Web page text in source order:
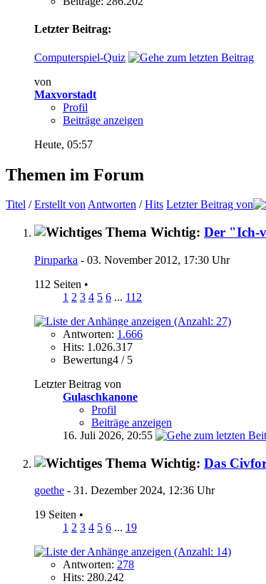
Letzter Beitrag:
Computerspiel-Quiz
von
Maxvorstadt
Profil
Beiträge anzeigen
Heute, 05:57
Themen im Forum
Titel /Erstellt vonAntworten /Hits Letzter Beitrag von
Wichtig: Der "Ich-
Piruparka - 03. November 2012, 17:30 Uhr
112 Seiten •
1 2 3 4 5 6 ... 112
Antworten: 1.666
Hits: 1.026.317
Bewertung4 / 5
Letzter Beitrag von
Gulaschkanone
Profil
Beiträge anzeigen
16. Juli 2026, 20:55
Wichtig: Das
goethe - 31. Dezember 2024, 12:36 Uhr
19 Seiten •
1 2 3 4 5 6 ... 19
Antworten: 278
Hits: 280.242